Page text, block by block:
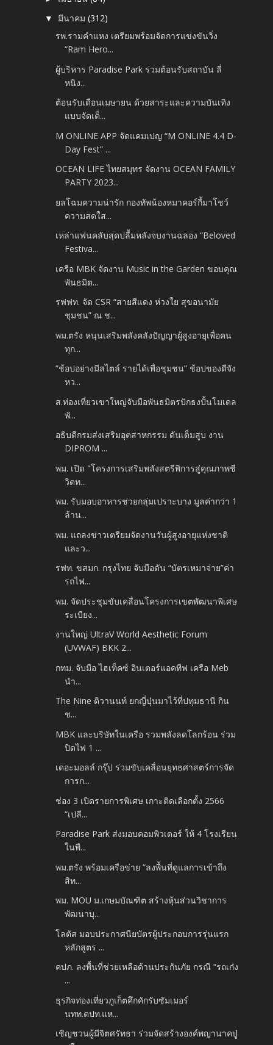
▼ มีนาคม(312)
รพ.รามคำแหง เตรียมพร้อมจัดการแข่งขันวิ่ง
“Ram Hero...
ผู้บริหาร Paradise Park ร่วมต้อนรับสถาบัน ลี่
หนิง...
ต้อนรับเดือนเมษายน ด้วยสาระและความบันเทิง
แบบจัดเต็...
M ONLINE APP จัดแคมเปญ “M ONLINE 4.4 D-
Day Fest” ...
OCEAN LIFE ไทยสมุทร จัดงาน OCEAN FAMILY
PARTY 2023...
ยลโฉมความน่ารัก กองทัพน้องหมาคอร์กี้มาโชว์
ความสดใส...
เหล่าแฟนคลับสุดปลื้มหลังจบงานฉลอง “Beloved
Festiva...
เครือ MBK จัดงาน Music in the Garden ขอบคุณ
พันธมิต...
รฟฟท. จัด CSR “สายสีแดง ห่วงใย สุขอนามัย
ชุมชน” ณ ช...
พม.ตรัง หนุนเสริมพลังคลังปัญญาผู้สูงอายุเพื่อคน
ทุก...
“ช้อปอย่างมีสไตล์ รายได้เพื่อชุมชน” ช้อปของดีจัง
หว...
ส.ท่องเที่ยวเขาใหญ่จับมือพันธมิตรปักธงปั้นโมเดล
พั...
อธิบดีกรมส่งเสริมอุตสาหกรรม ดันเต็มสูบ งาน
DIPROM ...
พม. เปิด "โครงการเสริมพลังสตรีพิการสู่คุณภาพชี
วิตท...
พม. รับมอบอาหารช่วยกลุ่มเปราะบาง มูลค่ากว่า 1
ล้าน...
พม. แถลงข่าวเตรียมจัดงานวันผู้สูงอายุแห่งชาติ
และว...
รฟท. ขสมก. กรุงไทย จับมือดัน “บัตรเหมาจ่าย”ค่า
รถไฟ...
พม. จัดประชุมขับเคลื่อนโครงการเขตพัฒนาพิเศษ
ระเบียง...
งานใหญ่ UltraV World Aesthetic Forum
(UVWAF) BKK 2...
กทม. จับมือ ไฮเท็คซ์ อินเตอร์แอคทีฟ เครือ Meb
นำ...
The Nine ติวานนท์ ยกญี่ปุ่นมาไว้ที่ปทุมธานี กิน
ช...
MBK และบริษัทในเครือ รวมพลังลดโลกร้อน ร่วม
ปิดไฟ 1 ...
เดอะมอลล์ กรุ๊ป ร่วมขับเคลื่อนยุทธศาสตร์การจัด
การก...
ช่อง 3 เปิดรายการพิเศษ เกาะติดเลือกตั้ง 2566
“เปลี...
Paradise Park ส่งมอบคอมพิวเตอร์ ให้ 4 โรงเรียน
ในพื...
พม.ตรัง พร้อมเครือข่าย “ลงพื้นที่ดูแลการเข้าถึง
สิท...
พม. MOU ม.เกษมบัณฑิต สร้างหุ้นส่วนวิชาการ
พัฒนาบุ...
โลตัส มอบประกาศนียบัตรผู้ประกอบการรุ่นแรก
หลักสูตร ...
คปภ. ลงพื้นที่ช่วยเหลือด้านประกันภัย กรณี “รถเก๋ง
...
ธุรกิจท่องเที่ยวภูเก็ตคึกคักรับซัมเมอร์
นทท.ตปท.แห...
เชิญชวนผู้มีจิตศรัทธา ร่วมจัดสร้างองค์พญานาคปู่